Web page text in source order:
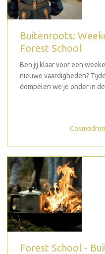
Buitenroots:
Forest School
Ben jij klaar voor een
nieuwe vaardigheden?
dompelen we je onder in
Forest School -